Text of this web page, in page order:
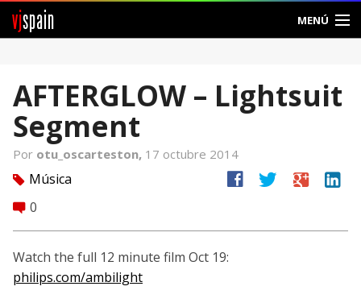
vjspain MENÚ
Foros
Noticias
Vjspain
Ayuda
Contacto
Entrar
AFTERGLOW – Lightsuit
Segment
Por otu_oscarteston, 17 octubre 2014
tag Música
comment 0
facebook twitter google linkedin
Watch the full 12 minute film Oct 19:
philips.com/ambilight